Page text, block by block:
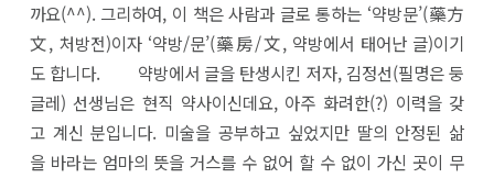
까요(^^). 그리하여, 이 책은 사람과 글로 통하는 ‘약방문’(藥方
文, 처방전)이자 ‘약방/문’(藥房/文, 약방에서 태어난 글)이기
도 합니다. 약방에서 글을 탄생시킨 저자, 김정선(필명은 둥
글레) 선생님은 현직 약사이신데요, 아주 화려한(?) 이력을 갖
고 계신 분입니다. 미술을 공부하고 싶었지만 딸의 안정된 삶
을 바라는 엄마의 뜻을 거스를 수 없어 할 수 없이 가신 곳이 무